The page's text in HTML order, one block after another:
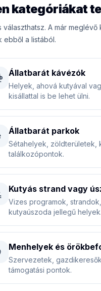
kategóriákat
választhatsz. A már
ebből a listából.
Állatbarát kávézók
Helyek, ahová kutyával
kisállattal is be lehet ülni.
Állatbarát parkok
Sétahelyek, zöldterületek,
találkozópontok.
Kutyás strand vagy
Vizes programok, strandok,
kutyaúszoda jellegű helyek.
Menhelyek és
Szervezetek, gazdikeresők,
támogatási pontok.